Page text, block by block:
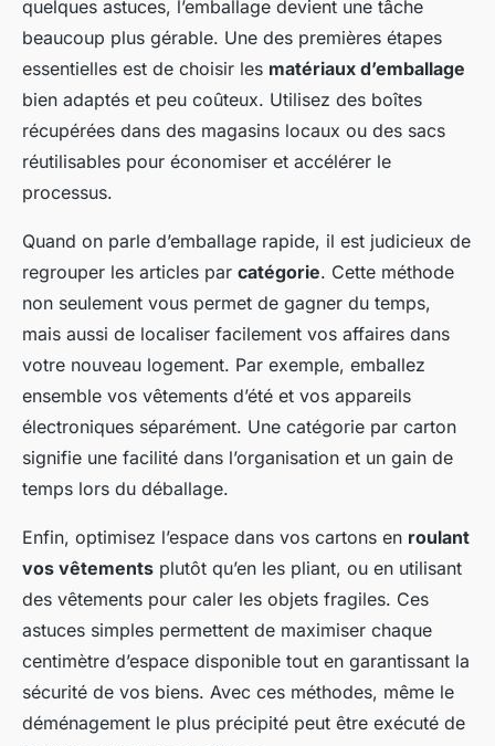
quelques astuces, l’emballage devient une tâche
beaucoup plus gérable. Une des premières étapes
essentielles est de choisir les matériaux d’emballage
bien adaptés et peu coûteux. Utilisez des boîtes
récupérées dans des magasins locaux ou des sacs
réutilisables pour économiser et accélérer le
processus.
Quand on parle d’emballage rapide, il est judicieux de
regrouper les articles par catégorie. Cette méthode
non seulement vous permet de gagner du temps,
mais aussi de localiser facilement vos affaires dans
votre nouveau logement. Par exemple, emballez
ensemble vos vêtements d’été et vos appareils
électroniques séparément. Une catégorie par carton
signifie une facilité dans l’organisation et un gain de
temps lors du déballage.
Enfin, optimisez l’espace dans vos cartons en roulant
vos vêtements plutôt qu’en les pliant, ou en utilisant
des vêtements pour caler les objets fragiles. Ces
astuces simples permettent de maximiser chaque
centimètre d’espace disponible tout en garantissant la
sécurité de vos biens. Avec ces méthodes, même le
déménagement le plus précipité peut être exécuté de